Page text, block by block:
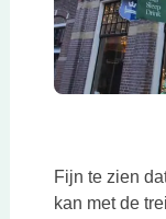
Fijn te zien
kan met de